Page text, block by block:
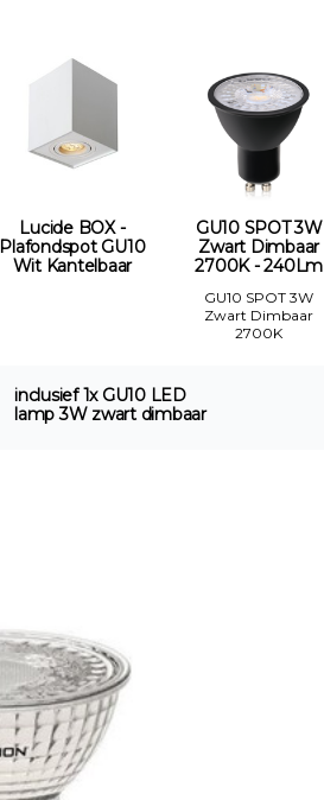
Lucide BOX -
Plafondspot GU10
Wit Kantelbaar
GU10 SPOT 3W
Zwart Dimbaar
2700K - 240Lm
GU10 SPOT 3W
Zwart Dimbaar
2700K
inclusief 1x GU10 LED
lamp 3W zwart dimbaar